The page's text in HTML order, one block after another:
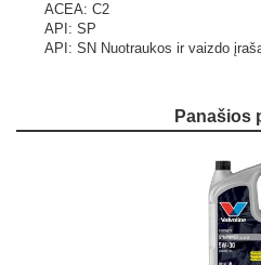
ACEA: C2
API: SP
API: SN Nuotraukos ir vaizdo
Panašios